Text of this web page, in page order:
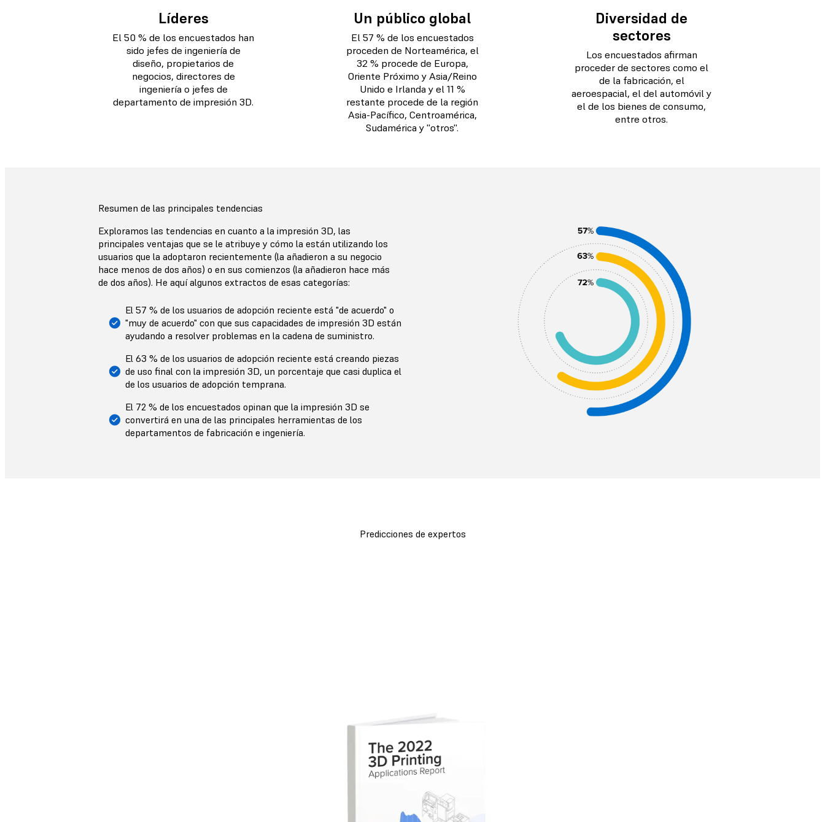
Líderes
El 50 % de los encuestados han
sido jefes de ingeniería de
diseño, propietarios de
negocios, directores de
ingeniería o jefes de
departamento de impresión 3D.
Un público global
El 57 % de los encuestados
proceden de Norteamérica, el
32 % procede de Europa,
Oriente Próximo y Asia/Reino
Unido e Irlanda y el 11 %
restante procede de la región
Asia-Pacífico, Centroamérica,
Sudamérica y "otros".
Diversidad de
sectores
Los encuestados afirman
proceder de sectores como el
de la fabricación, el
aeroespacial, el del automóvil y
el de los bienes de consumo,
entre otros.
Resumen de las principales tendencias
Exploramos las tendencias en cuanto a la impresión 3D, las
principales ventajas que se le atribuye y cómo la están utilizando los
usuarios que la adoptaron recientemente (la añadieron a su negocio
hace menos de dos años) o en sus comienzos (la añadieron hace más
de dos años). He aquí algunos extractos de esas categorías:
El 57 % de los usuarios de adopción reciente está "de acuerdo" o
"muy de acuerdo" con que sus capacidades de impresión 3D están
ayudando a resolver problemas en la cadena de suministro.
El 63 % de los usuarios de adopción reciente está creando piezas
de uso final con la impresión 3D, un porcentaje que casi duplica el
de los usuarios de adopción temprana.
El 72 % de los encuestados opinan que la impresión 3D se
convertirá en una de las principales herramientas de los
departamentos de fabricación e ingeniería.
Predicciones de expertos